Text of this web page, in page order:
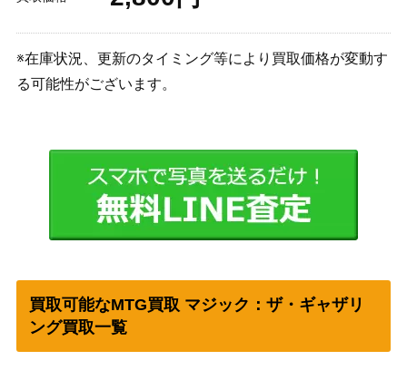
※在庫状況、更新のタイミング等により買取価格が変動す
る可能性がございます。
買取可能なMTG買取 マジック：ザ・ギャザリ
ング買取一覧